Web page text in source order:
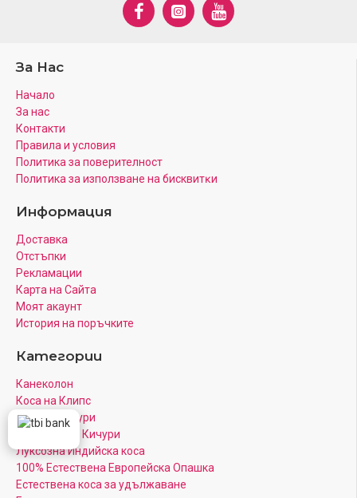
За Нас
Начало
За нас
Контакти
Правила и условия
Политика за поверителност
Πoлитика зa изпoлзвaнe нa бисквитĸи
Информация
Доставка
Отстъпки
Рекламации
Карта на Сайта
Моят акаунт
История на поръчките
Категории
Канеколон
Коса на Клипс
Цветни Кичури
Кератинови Кичури
Луксозна Индийска коса
100% Естествена Европейска Опашка
Естествена коса за удължаване